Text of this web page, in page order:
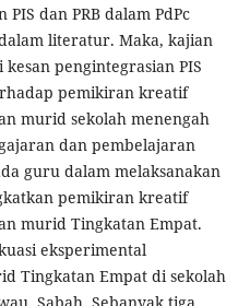
dan PRB dalam PdPc
literatur. Maka, kajian
pengintegrasian PIS
pemikiran kreatif
murid sekolah menengah
dan pembelajaran
guru dalam melaksanakan
pemikiran kreatif
murid Tingkatan Empat.
eksperimental
Tingkatan Empat di sekolah